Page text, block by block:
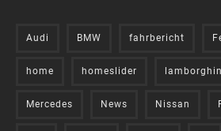
Audi BMW fahrbericht
home homeslider
Mercedes News Nissan